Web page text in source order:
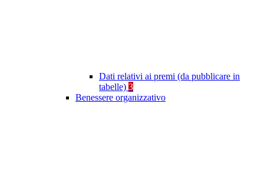
Dati relativi ai premi (da pubblicare in
tabelle) 3
Benessere organizzativo